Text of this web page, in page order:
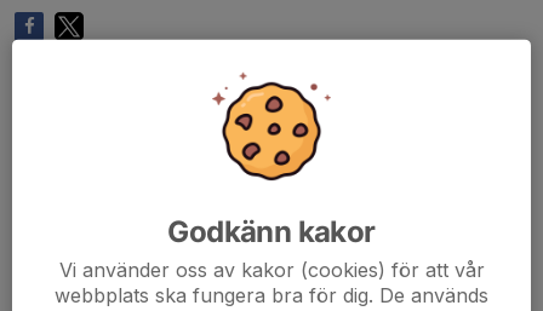
Godkänn kakor
Vi använder oss av kakor (cookies) för att vår
webbplats ska fungera bra för dig. De används